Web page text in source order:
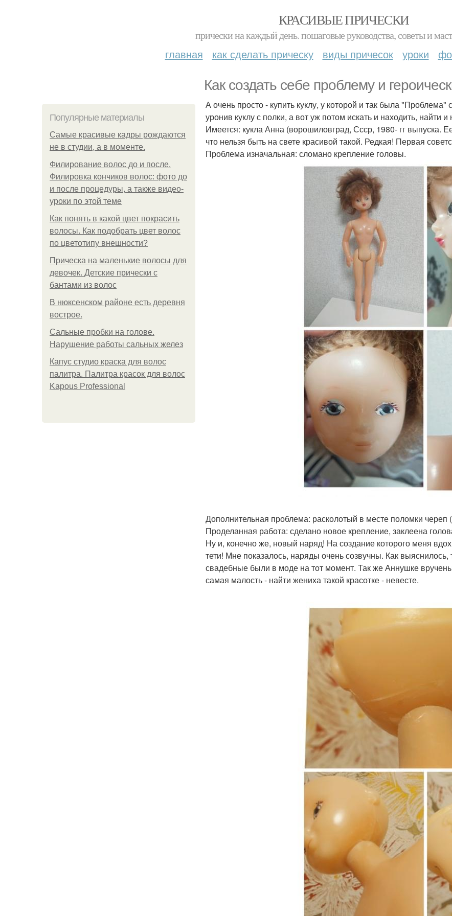
КРАСИВЫЕ ПРИЧЕСКИ
прически на каждый день. пошаговые руководства, советы и
главная как сделать прическу виды причесок уроки
Как создать себе проблему и
Популярные материалы
Самые красивые кадры рождаются
не в студии, а в моменте.
Филирование волос до и после.
Филировка кончиков волос: фото до
и после процедуры, а также видео-
уроки по этой теме
Как понять в какой цвет покрасить
волосы. Как подобрать цвет волос
по цветотипу внешности?
Прическа на маленькие волосы для
девочек. Детские прически с
бантами из волос
В нюксенском районе есть деревня
вострое.
Сальные пробки на голове.
Нарушение работы сальных желез
Капус студио краска для волос
палитра. Палитра красок для волос
Kapous Professional
А очень просто - купить куклу, у которой и так была "Проблема"
уронив куклу с полки, а вот уж потом искать и находить, найти и
Имеется: кукла Анна (ворошиловград, Ссср, 1980- гг выпуска.
что нельзя быть на свете красивой такой. Редкая! Первая
Проблема изначальная: сломано крепление головы.
Дополнительная проблема: расколотый в месте поломки череп
Проделанная работа: сделано новое крепление, заклеена
Ну и, конечно же, новый наряд! На создание которого меня
тети! Мне показалось, наряды очень созвучны. Как
свадебные были в моде на тот момент. Так же Аннушке
самая малость - найти жениха такой красотке - невесте.